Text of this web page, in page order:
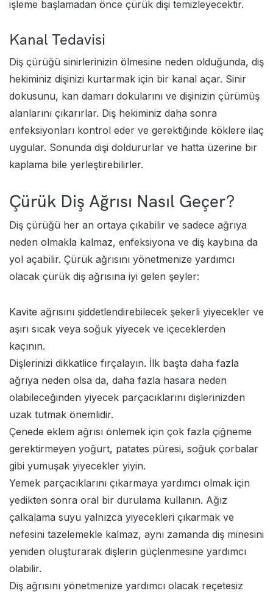
işleme başlamadan önce çürük dişi temizleyecektir.
Kanal Tedavisi
Diş çürüğü sinirlerinizin ölmesine neden olduğunda, diş
hekiminiz dişinizi kurtarmak için bir kanal açar. Sinir
dokusunu, kan damarı dokularını ve dişinizin çürümüş
alanlarını çıkarırlar. Diş hekiminiz daha sonra
enfeksiyonları kontrol eder ve gerektiğinde köklere ilaç
uygular. Sonunda dişi doldururlar ve hatta üzerine bir
kaplama bile yerleştirebilirler.
Çürük Diş Ağrısı Nasıl Geçer?
Diş çürüğü her an ortaya çıkabilir ve sadece ağrıya
neden olmakla kalmaz, enfeksiyona ve diş kaybına da
yol açabilir. Çürük ağrısını yönetmenize yardımcı
olacak çürük diş ağrısına iyi gelen şeyler:
Kavite ağrısını şiddetlendirebilecek şekerli yiyecekler ve
aşırı sıcak veya soğuk yiyecek ve içeceklerden
kaçının.
Dişlerinizi dikkatlice fırçalayın. İlk başta daha fazla
ağrıya neden olsa da, daha fazla hasara neden
olabileceğinden yiyecek parçacıklarını dişlerinizden
uzak tutmak önemlidir.
Çenede eklem ağrısı önlemek için çok fazla çiğneme
gerektirmeyen yoğurt, patates püresi, soğuk çorbalar
gibi yumuşak yiyecekler yiyin.
Yemek parçacıklarını çıkarmaya yardımcı olmak için
yedikten sonra oral bir durulama kullanın. Ağız
çalkalama suyu yalnızca yiyecekleri çıkarmak ve
nefesini tazelemekle kalmaz, aynı zamanda diş minesini
yeniden oluşturarak dişlerin güçlenmesine yardımcı
olabilir.
Diş ağrısını yönetmenize yardımcı olacak reçetesiz